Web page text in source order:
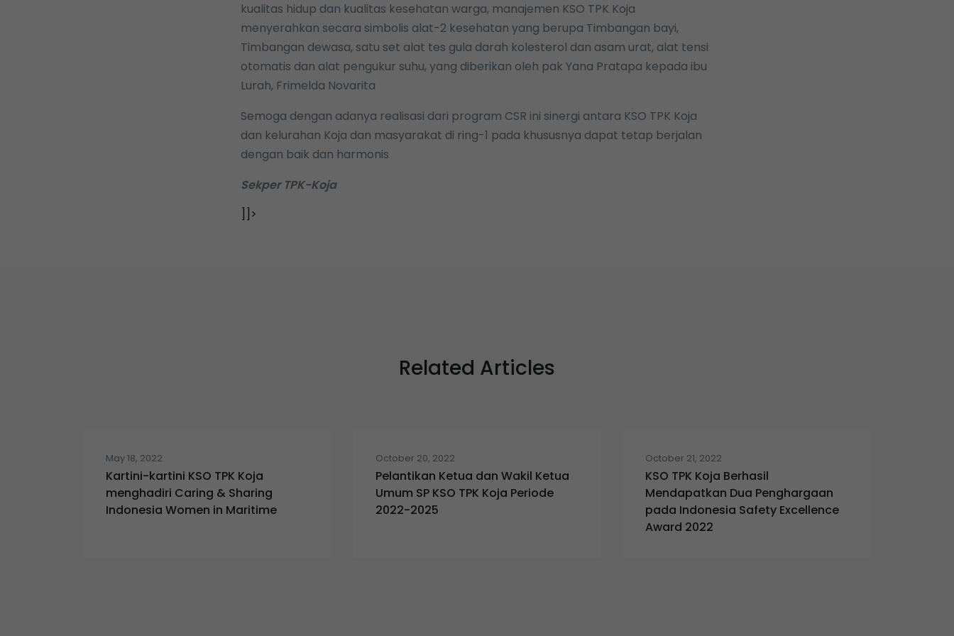
kualitas hidup dan kualitas kesehatan warga, manajemen KSO TPK Koja
menyerahkan secara simbolis alat-2 kesehatan yang berupa Timbangan bayi,
Timbangan dewasa, satu set alat tes gula darah kolesterol dan asam urat, alat tensi
otomatis dan alat pengukur suhu, yang diberikan oleh pak Yana Pratapa kepada ibu
Lurah, Frimelda Novarita
Semoga dengan adanya realisasi dari program CSR ini sinergi antara KSO TPK Koja
dan kelurahan Koja dan masyarakat di ring-1 pada khususnya dapat tetap berjalan
dengan baik dan harmonis
Sekper TPK-Koja
]]>
Related Articles
May 18, 2022
Kartini-kartini KSO TPK Koja
menghadiri Caring & Sharing
Indonesia Women in Maritime
October 20, 2022
Pelantikan Ketua dan Wakil Ketua
Umum SP KSO TPK Koja Periode
2022-2025
October 21, 2022
KSO TPK Koja Berhasil
Mendapatkan Dua Penghargaan
pada Indonesia Safety Excellence
Award 2022